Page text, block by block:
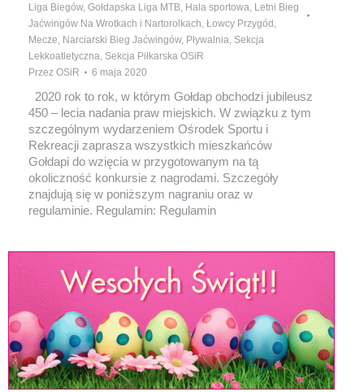
Liga Biegów, Gołdapska Liga MTB Hala sportowa Letni Bieg
Jaćwingów Na Wrotkach i Nartorolkach Łowcy Przygód
Mecze Narciarski Bieg Jaćwingów, Pływalnia Sekcja
Lekkoatletyczna Sekcja Piłkarska OSiR
Przez OSiR 6 maja 2020
2020 rok to rok, w którym Gołdap obchodzi jubileusz
450 – lecia nadania praw miejskich. W związku z tym
szczególnym wydarzeniem Ośrodek Sportu i
Rekreacji zaprasza wszystkich mieszkańców
Gołdapi do wzięcia w przygotowanym na tą
okoliczność konkursie z nagrodami. Szczegóły
znajdują się w poniższym nagraniu oraz w
regulaminie. Regulamin: Regulamin